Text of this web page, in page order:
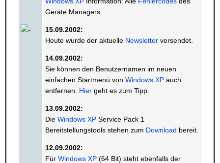
Geräte Managers.
15.09.2002:
Heute wurde der aktuelle Newsletterversendet.
14.09.2002:
Sie können den Benutzernamen im neuen
einfachen Startmenü von Windows XPauch
entfernen. Hiergeht es zum Tipp.
13.09.2002:
Die Windows XPService Pack 1
Bereitstellungstools stehen zum Download bereit.
12.09.2002:
Für Windows XP(64 Bit) steht ebenfalls der